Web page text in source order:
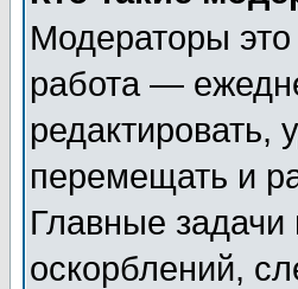
Модераторы это
работа —
редактировать,
перемещать и
Главные
оскорблений,